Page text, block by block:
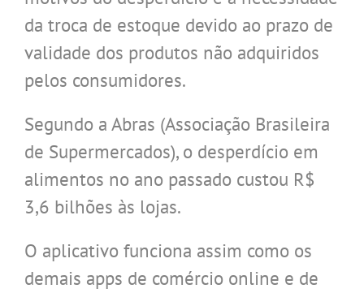
da troca de estoque devido ao prazo de
validade dos produtos não adquiridos
pelos consumidores.
Segundo a Abras (Associação Brasileira
de Supermercados), o desperdício em
alimentos no ano passado custou R$
3,6 bilhões às lojas.
O aplicativo funciona assim como os
demais apps de comércio online e de